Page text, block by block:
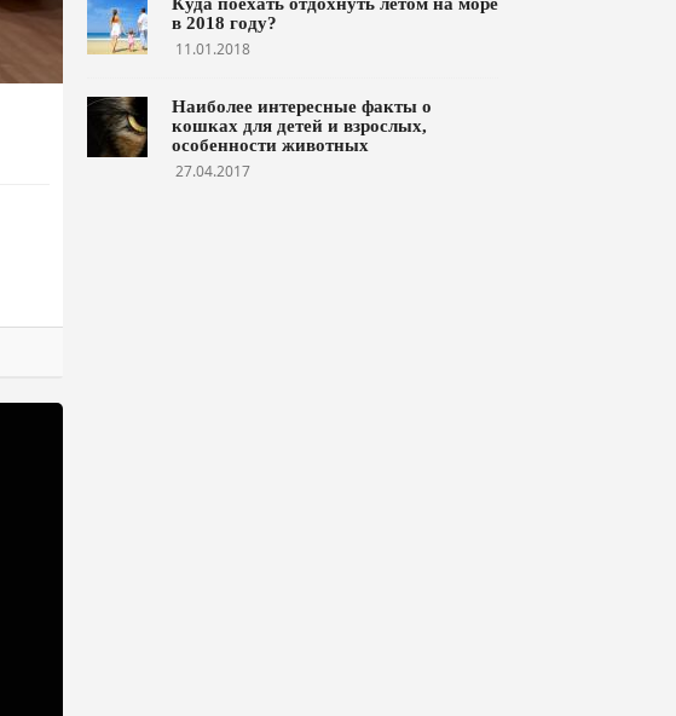
в 2018 году?
11.01.2018
Наиболее интересные факты о
кошках для детей и взрослых,
особенности животных
27.04.2017